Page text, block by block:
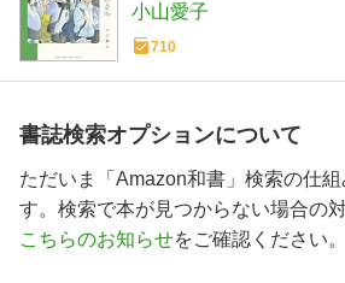
小山愛子
710
書誌検索オプションについて
ただいま「Amazon和書」検索の仕
す。検索で本が見つからない場合の
こちらのお知らせをご確認ください。